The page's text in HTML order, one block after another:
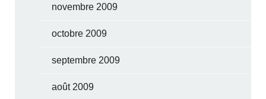
novembre 2009
octobre 2009
septembre 2009
août 2009